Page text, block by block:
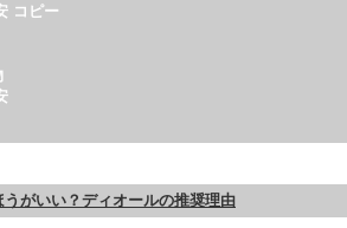
コピー
がいい？ディオールの推奨理由